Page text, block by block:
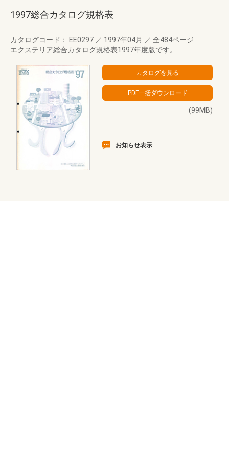
1997総合カタログ規格表
カタログコード： EE0297 ／ 1997年04月 ／ 全484ページ
エクステリア総合カタログ規格表1997年度版です。
(99MB)
お知らせ表示